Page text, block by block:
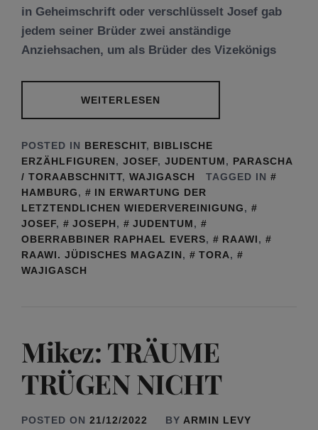
in Geheimschrift oder verschlüsselt Josef gab
jedem seiner Brüder zwei anständige
Anziehsachen, um als Brüder des Vizekönigs
WEITERLESEN
POSTED IN BERESCHIT, BIBLISCHE
ERZÄHLFIGUREN, JOSEF, JUDENTUM, PARASCHA
/ TORAABSCHNITT, WAJIGASCH
TAGGED IN
HAMBURG,
IN ERWARTUNG DER
LETZTENDLICHEN WIEDERVEREINIGUNG,
JOSEF, JOSEPH, JUDENTUM,
OBERRABBINER RAPHAEL EVERS, RAAWI,
RAAWI. JÜDISCHES MAGAZIN, TORA,
WAJIGASCH
Mikez: TRÄUME
TRÜGEN NICHT
POSTED ON 21/12/2022 BY ARMIN LEVY